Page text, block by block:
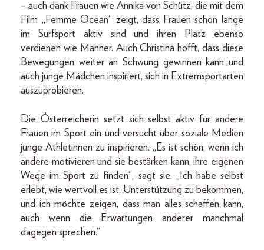
– auch dank Frauen wie Annika von Schütz, die mit dem
Film „Femme Ocean“ zeigt, dass Frauen schon lange
im Surfsport aktiv sind und ihren Platz ebenso
verdienen wie Männer. Auch Christina hofft, dass diese
Bewegungen weiter an Schwung gewinnen kann und
auch junge Mädchen inspiriert, sich in Extremsportarten
auszuprobieren.
Die Österreicherin setzt sich selbst aktiv für andere
Frauen im Sport ein und versucht über soziale Medien
junge Athletinnen zu inspirieren. „Es ist schön, wenn ich
andere motivieren und sie bestärken kann, ihre eigenen
Wege im Sport zu finden“, sagt sie. „Ich habe selbst
erlebt, wie wertvoll es ist, Unterstützung zu bekommen,
und ich möchte zeigen, dass man alles schaffen kann,
auch wenn die Erwartungen anderer manchmal
dagegen sprechen.“